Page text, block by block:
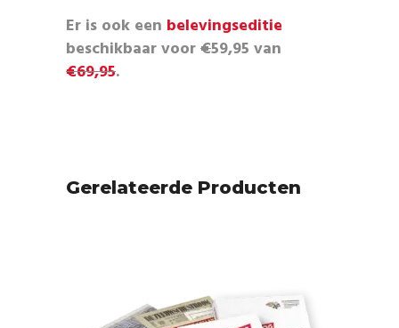
Er is ook een belevingseditie
beschikbaar voor€59,95 van
€69,95.
Gerelateerde Producten